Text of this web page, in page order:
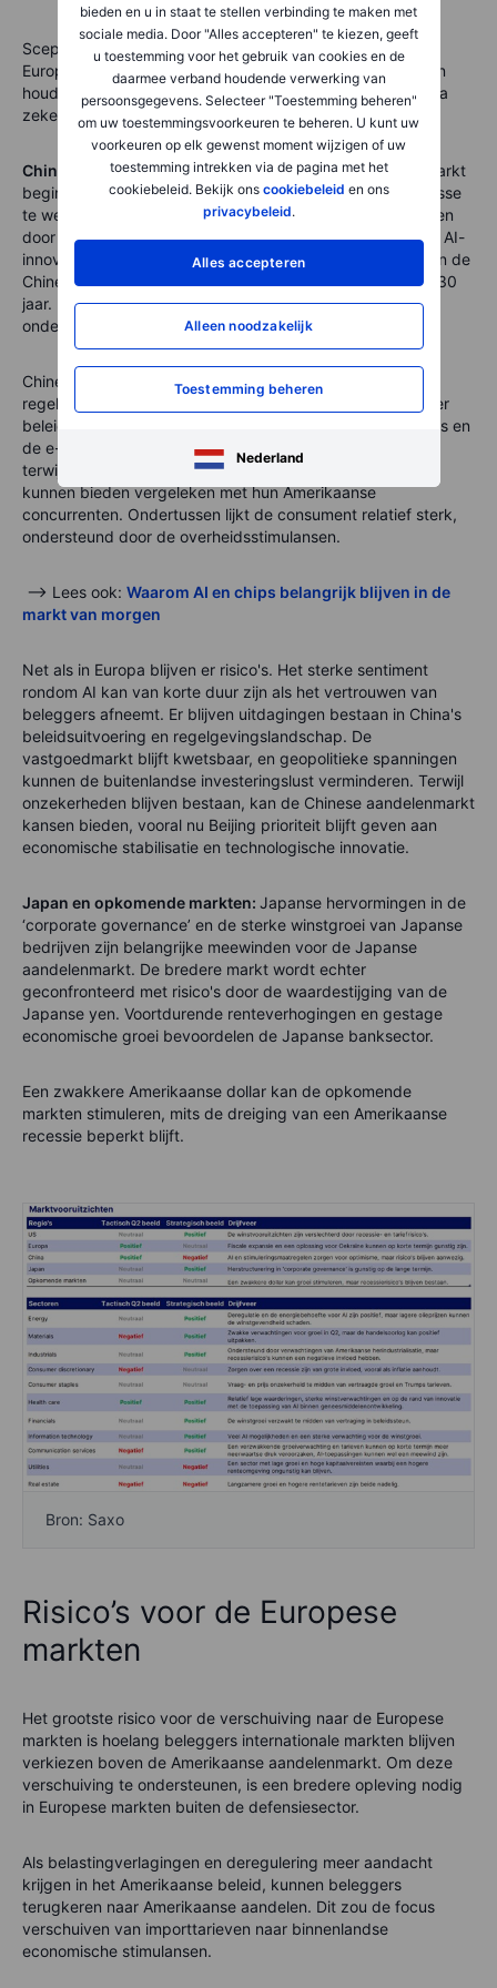
bieden en u in staat te stellen verbinding te maken met
sociale media. Door "Alles accepteren" te kiezen, geeft
u toestemming voor het gebruik van cookies en de
daarmee verband houdende verwerking van
persoonsgegevens. Selecteer "Toestemming beheren"
om uw toestemmingsvoorkeuren te beheren. U kunt uw
voorkeuren op elk gewenst moment wijzigen of uw
toestemming intrekken via de pagina met het
cookiebeleid. Bekijk ons cookiebeleid en ons
privacybeleid.
Alles accepteren
Alleen noodzakelijk
Toestemming beheren
Nederland
Sceptici beweren dat de recent betere prestaties van
Europese aandelen van korte duur zijn en niet stand zullen
houden in de toekomst. Toch is de heropleving van Europa
zeker iets om in de gaten te houden.
China:
Na een lange bearmarkt in de Chinese aandelenmarkt
beginnen met name de technologie-aandelen weer interesse
te wekken bij beleggers. Deze heropleving wordt gedreven
door relatief goedkope waarderingen, enthousiasme rond AI-
innovatie en overheidsstimulansen. De fiscale tekorten van de
Chinese overheid zijn op het hoogste niveau in meer dan 30
jaar. Een lokale obligatie-uitgifte van CNY 4,4 biljoen
onderstreept Beijings inzet voor economisch herstel.
Chinese technologie-aandelen, ooit getroffen door
regelgevende maatregelen, profiteren nu van een stabieler
beleidsklimaat en een golf van AI-ontwikkelingen. AI, chips en
de e-commercesector zien sterkere groeivooruitzichten,
terwijl lagere waarderingen een aantrekkelijk instappunt
kunnen bieden vergeleken met hun Amerikaanse
concurrenten. Ondertussen lijkt de consument relatief sterk,
ondersteund door de overheidsstimulansen.
--> Lees ook: Waarom AI en chips belangrijk blijven in de
markt van morgen
Net als in Europa blijven er risico's. Het sterke sentiment
rondom AI kan van korte duur zijn als het vertrouwen van
beleggers afneemt. Er blijven uitdagingen bestaan in China's
beleidsuitvoering en regelgevingslandschap. De
vastgoedmarkt blijft kwetsbaar, en geopolitieke spanningen
kunnen de buitenlandse investeringslust verminderen. Terwijl
onzekerheden blijven bestaan, kan de Chinese aandelenmarkt
kansen bieden, vooral nu Beijing prioriteit blijft geven aan
economische stabilisatie en technologische innovatie.
Japan en opkomende markten: Japanse hervormingen in de
‘corporate governance’ en de sterke winstgroei van Japanse
bedrijven zijn belangrijke meewinden voor de Japanse
aandelenmarkt. De bredere markt wordt echter
geconfronteerd met risico's door de waardestijging van de
Japanse yen. Voortdurende renteverhogingen en gestage
economische groei bevoordelen de Japanse banksector.
Een zwakkere Amerikaanse dollar kan de opkomende
markten stimuleren, mits de dreiging van een Amerikaanse
recessie beperkt blijft.
Bron: Saxo
Risico’s voor de Europese
markten
Het grootste risico voor de verschuiving naar de Europese
markten is hoelang beleggers internationale markten blijven
verkiezen boven de Amerikaanse aandelenmarkt. Om deze
verschuiving te ondersteunen, is een bredere opleving nodig
in Europese markten buiten de defensiesector.
Als belastingverlagingen en deregulering meer aandacht
krijgen in het Amerikaanse beleid, kunnen beleggers
terugkeren naar Amerikaanse aandelen. Dit zou de focus
verschuiven van importtarieven naar binnenlandse
economische stimulansen.